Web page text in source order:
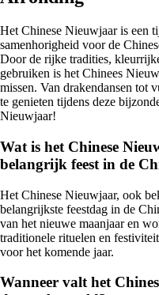
Het Chinese Nieuwjaar is een
samenhorigheid voor de
Door de rijke tradities,
gebruiken is het Chinees
missen. Van drakendansen tot
te genieten tijdens deze
Nieuwjaar!
Wat is het Chinese
belangrijk feest in de
Het Chinese Nieuwjaar, ook
belangrijkste feestdag in de
van het nieuwe maanjaar en
traditionele rituelen en
voor het komende jaar.
Wanneer valt het